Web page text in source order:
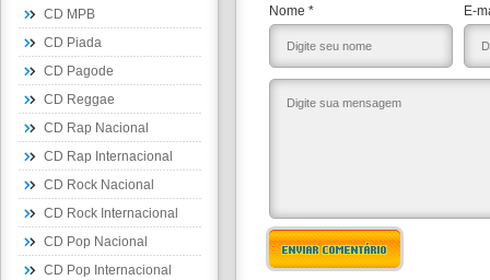
CD MPB
CD Piada
CD Pagode
CD Reggae
CD Rap Nacional
CD Rap Internacional
CD Rock Nacional
CD Rock Internacional
CD Pop Nacional
CD Pop Internacional
Nome * E-
ENVIAR COMENTÁRIO